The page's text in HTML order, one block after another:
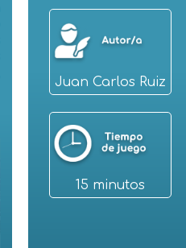
Juan Carlos Ruiz
15 minutos